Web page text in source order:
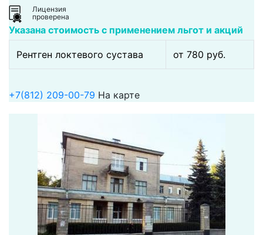
Лицензия
проверена
Указана стоимость с применением льгот и акций
Рентген локтевого сустава от 780 pуб.
+7(812) 209-00-79 На карте